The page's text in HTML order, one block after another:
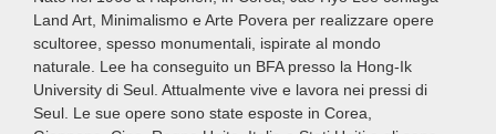
Land Art, Minimalismo e Arte Povera per realizzare opere
scultoree, spesso monumentali, ispirate al mondo
naturale. Lee ha conseguito un BFA presso la Hong-Ik
University di Seul. Attualmente vive e lavora nei pressi di
Seul. Le sue opere sono state esposte in Corea,